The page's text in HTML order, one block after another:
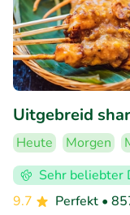
Uitgebreid
Heute Morgen
Sehr beliebter
9.7
Perfekt •